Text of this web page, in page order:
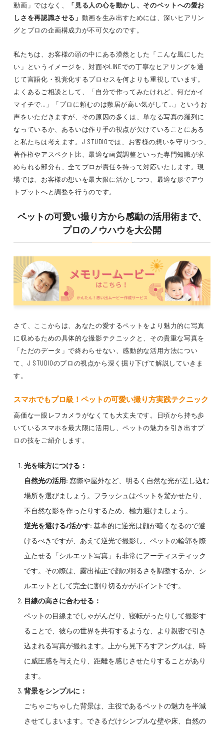
動画」ではなく、
「見る人の心を動かし、そのペットへの愛お
しさを再認識させる」 動画を生み出すためには、深いヒアリン
グとプロの企画構成力が不可欠なのです。
私たちは、お客様の頭の中にある漠然とした「こんな風にした
い」というイメージを、対面やLINEでの丁寧なヒアリングを通
じて言語化・視覚化するプロセスを何よりも重視しています。
よくあるご相談として、「自分で作ってみたけれど、何だかイ
マイチで…」「プロに頼むのは敷居が高い気がして…」というお
声をいただきますが、その原因の多くは、単なる写真の羅列に
なっているか、あるいは作り手の視点が欠けていることにある
と私たちは考えます。J STUDIOでは、お客様の想いを守りつつ、
著作権やアスペクト比、最適な画質調整といった専門知識が求
められる部分も、全てプロが責任を持って対応いたします。現
場では、お客様の想いを最大限に活かしつつ、最適な形でアウ
トプットへと調整を行うのです。
ペットの可愛い撮り方から感動の活用術まで、
プロのノウハウを大公開
さて、ここからは、あなたの愛するペットをより魅力的に写真
に収めるための具体的な撮影テクニックと、その貴重な写真を
「ただのデータ」で終わらせない、感動的な活用方法につい
て、J STUDIOのプロの視点から深く掘り下げて解説していきま
す。
スマホでもプロ級！ペットの可愛い撮り方実践テクニック
高価な一眼レフカメラがなくても大丈夫です。日頃から持ち歩
いているスマホを最大限に活用し、ペットの魅力を引き出すプ
ロの技をご紹介します。
光を味方につける：
自然光の活用: 窓際や屋外など、明るく自然な光が差し込む
場所を選びましょう。フラッシュはペットを驚かせたり、
不自然な影を作ったりするため、極力避けましょう。
逆光を避ける/活かす: 基本的に逆光は顔が暗くなるので避
けるべきですが、あえて逆光で撮影し、ペットの輪郭を際
立たせる「シルエット写真」も非常にアーティスティック
です。その際は、露出補正で顔の明るさを調整するか、シ
ルエットとして完全に割り切るかがポイントです。
目線の高さに合わせる：
ペットの目線までしゃがんだり、寝転がったりして撮影す
ることで、彼らの世界を共有するような、より親密で引き
込まれる写真が撮れます。上から見下ろすアングルは、時
に威圧感を与えたり、距離を感じさせたりすることがあり
ます。
背景をシンプルに：
ごちゃごちゃした背景は、主役であるペットの魅力を半減
させてしまいます。できるだけシンプルな壁や床、自然の